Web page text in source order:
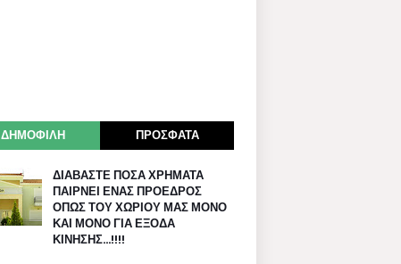
ΔΗΜΟΦΙΛΗ ΠΡΟΣΦΑΤΑ
ΔΙΑΒΑΣΤΕ ΠΟΣΑ ΧΡΗΜΑΤΑ
ΠΑΙΡΝΕΙ ΕΝΑΣ ΠΡΟΕΔΡΟΣ
ΟΠΩΣ ΤΟΥ ΧΩΡΙΟΥ ΜΑΣ ΜΟΝΟ
ΚΑΙ ΜΟΝΟ ΓΙΑ ΕΞΟΔΑ
ΚΙΝΗΣΗΣ…!!!!